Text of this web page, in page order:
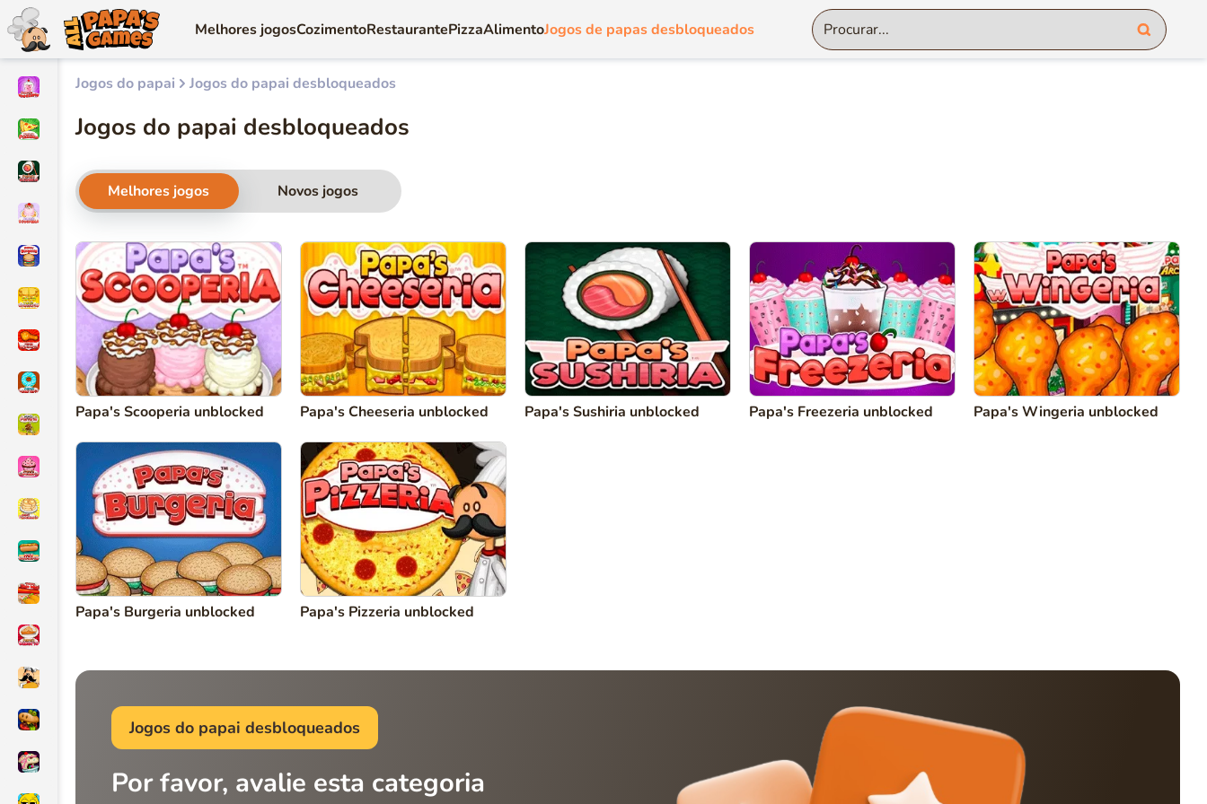
Melhores jogosCozimentoRestaurantePizzaAlimentoJogos de papas desbloqueados
Jogos do papai Jogos do papai desbloqueados
Jogos do papai desbloqueados
Melhores jogos Novos jogos
Papa's Scooperia unblocked Papa's Cheeseria unblocked Papa's Sushiria unblocked Papa's Freezeria unblocked Papa's Wingeria unblocked
Papa's Burgeria unblocked Papa's Pizzeria unblocked
Jogos do papai desbloqueados
Por favor, avalie esta categoria